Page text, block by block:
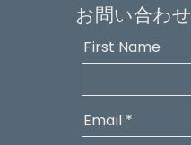
お問い合わせ
First Name
Email